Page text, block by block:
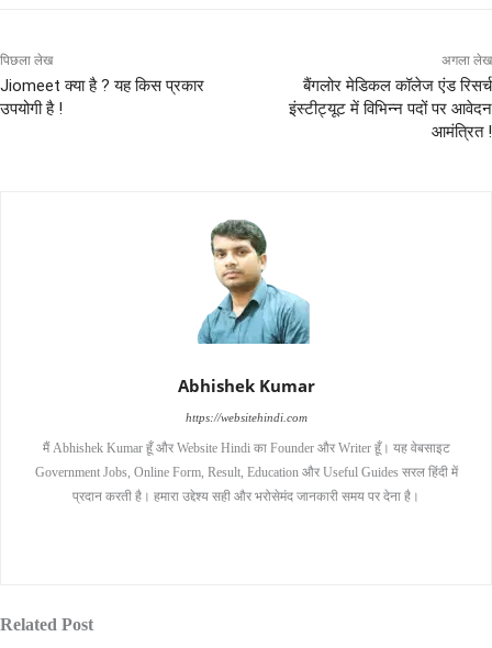
पिछला लेख
Jiomeet क्या है ? यह किस प्रकार
उपयोगी है !
अगला लेख
बैंगलोर मेडिकल कॉलेज एंड रिसर्च
इंस्टीट्यूट में विभिन्न पदों पर आवेदन
आमंत्रित !
Abhishek Kumar
https://websitehindi.com
मैं Abhishek Kumar हूँ और Website Hindi का Founder और Writer हूँ। यह वेबसाइट
Government Jobs, Online Form, Result, Education और Useful Guides सरल हिंदी में
प्रदान करती है। हमारा उद्देश्य सही और भरोसेमंद जानकारी समय पर देना है।
Related Post